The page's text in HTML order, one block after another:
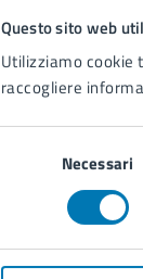
Questo sito web
Utilizziamo cookie
raccogliere
Necessari